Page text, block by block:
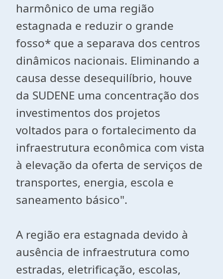
harmônico de uma região
estagnada e reduzir o grande
fosso* que a separava dos centros
dinâmicos nacionais. Eliminando a
causa desse desequilíbrio, houve
da SUDENE uma concentração dos
investimentos dos projetos
voltados para o fortalecimento da
infraestrutura econômica com vista
à elevação da oferta de serviços de
transportes, energia, escola e
saneamento básico".
A região era estagnada devido à
ausência de infraestrutura como
estradas, eletrificação, escolas,